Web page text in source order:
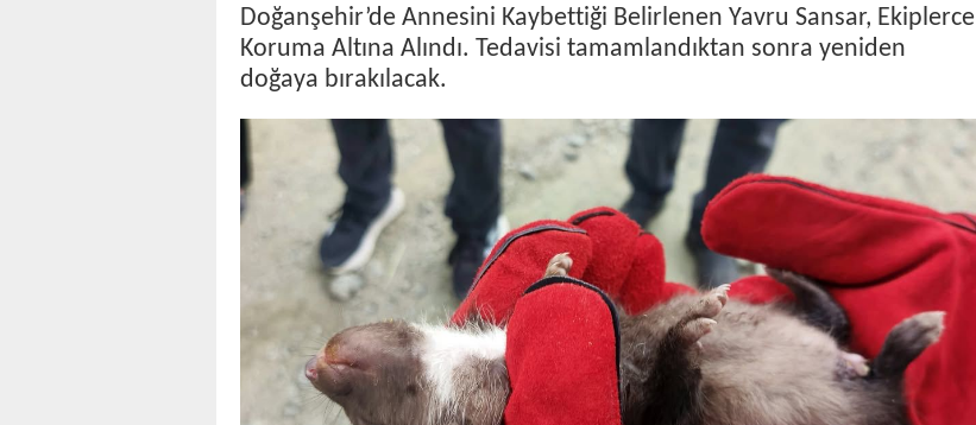
Doğanşehir’de Annesini Kaybettiği Belirlenen Yavru Sansar, Ekiplerce
Koruma Altına Alındı. Tedavisi tamamlandıktan sonra yeniden
doğaya bırakılacak.